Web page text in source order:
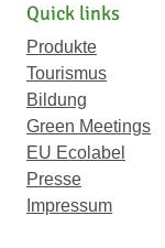
Quick links
Produkte
Tourismus
Bildung
Green Meetings
EU Ecolabel
Presse
Impressum